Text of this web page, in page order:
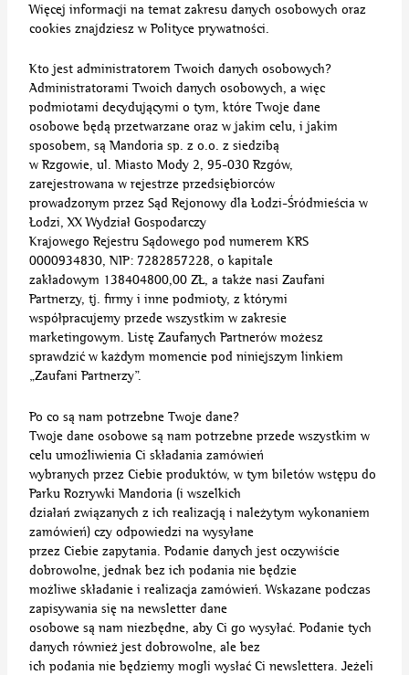
Więcej informacji na temat zakresu danych osobowych oraz
cookies znajdziesz w Polityce prywatności.
Kto jest administratorem Twoich danych osobowych?
Administratorami Twoich danych osobowych, a więc
podmiotami decydującymi o tym, które Twoje dane
osobowe będą przetwarzane oraz w jakim celu, i jakim
sposobem, są Mandoria sp. z o.o. z siedzibą
w Rzgowie, ul. Miasto Mody 2, 95-030 Rzgów,
zarejestrowana w rejestrze przedsiębiorców
prowadzonym przez Sąd Rejonowy dla Łodzi-Śródmieścia w
Łodzi, XX Wydział Gospodarczy
Krajowego Rejestru Sądowego pod numerem KRS
0000934830, NIP: 7282857228, o kapitale
zakładowym 138404800,00 ZŁ, a także nasi Zaufani
Partnerzy, tj. firmy i inne podmioty, z którymi
współpracujemy przede wszystkim w zakresie
marketingowym. Listę Zaufanych Partnerów możesz
sprawdzić w każdym momencie pod niniejszym linkiem
„Zaufani Partnerzy”.
Po co są nam potrzebne Twoje dane?
Twoje dane osobowe są nam potrzebne przede wszystkim w
celu umożliwienia Ci składania zamówień
wybranych przez Ciebie produktów, w tym biletów wstępu do
Parku Rozrywki Mandoria (i wszelkich
działań związanych z ich realizacją i należytym wykonaniem
zamówień) czy odpowiedzi na wysyłane
przez Ciebie zapytania. Podanie danych jest oczywiście
dobrowolne, jednak bez ich podania nie będzie
możliwe składanie i realizacja zamówień. Wskazane podczas
zapisywania się na newsletter dane
osobowe są nam niezbędne, aby Ci go wysyłać. Podanie tych
danych również jest dobrowolne, ale bez
ich podania nie będziemy mogli wysłać Ci newslettera. Jeżeli